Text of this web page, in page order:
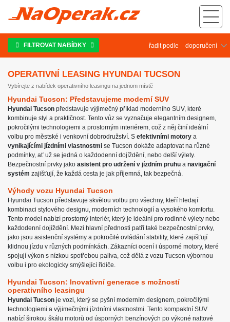
Operativní leasing Hyundai Tucson
FILTROVAT NABÍDKY řadit podle
OPERATIVNÍ LEASING HYUNDAI TUCSON
Vybírejte z nabídek operativního leasingu na jednom místě
Hyundai Tucson: Představujeme moderní SUV
Hyundai Tucson představuje výjimečný příklad moderního SUV, které
kombinuje styl a praktičnost. Tento vůz se vyznačuje elegantním designem,
pokročilými technologiemi a prostorným interiérem, což z něj činí ideální
volbu pro městské i venkovní dobrodružství. S efektivními motory a
vynikajícími jízdními vlastnostmi se Tucson dokáže adaptovat na různé
podmínky, ať už se jedná o každodenní dojíždění, nebo delší výlety.
Bezpečnostní prvky jako asistent pro udržení v jízdním pruhu a navigační
systém zajišťují, že každá cesta je jak příjemná, tak bezpečná.
Výhody vozu Hyundai Tucson
Hyundai Tucson představuje skvělou volbu pro všechny, kteří hledají
kombinaci stylového designu, moderních technologií a vysokého komfortu.
Tento model nabízí prostorný interiér, který je ideální pro rodinné výlety nebo
každodenní dojíždění. Mezi hlavní přednosti patří také bezpečnostní prvky,
jako jsou asistenční systémy a pokročilé ovládání stability, které zajišťují
klidnou jízdu v různých podmínkách. Zákazníci ocení i úsporné motory, které
spojují výkon s nízkou spotřebou paliva, což dělá z vozu Tucson výbornou
volbu i pro ekologicky smýšlející řidiče.
Hyundai Tucson: Inovativní generace s možností
operativního leasingu
Hyundai Tucson je vozi, který se pyšní moderním designem, pokročilými
technologiemi a výjimečnými jízdními vlastnostmi. Tento kompaktní SUV
nabízí širokou škálu motorů od úsporných benzínových po výkoné naftové